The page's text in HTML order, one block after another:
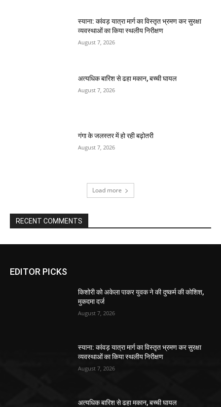
स्याना: कांवड़ यात्रा मार्ग का विस्तृत भ्रमण कर सुरक्षा
व्यवस्थाओं का किया स्थलीय निरीक्षण
August 7, 2026
अत्यधिक बारिश से ढहा मकान, बच्ची घायल
August 7, 2026
गंगा के जलस्तर में हो रही बढ़ोतरी
August 7, 2026
Load more
RECENT COMMENTS
EDITOR PICKS
किशोरी को अकेला पाकर युवक ने की दुष्कर्म की कोशिश,
मुकदमा दर्ज
August 7, 2026
स्याना: कांवड़ यात्रा मार्ग का विस्तृत भ्रमण कर सुरक्षा
व्यवस्थाओं का किया स्थलीय निरीक्षण
August 7, 2026
अत्यधिक बारिश से ढहा मकान, बच्ची घायल